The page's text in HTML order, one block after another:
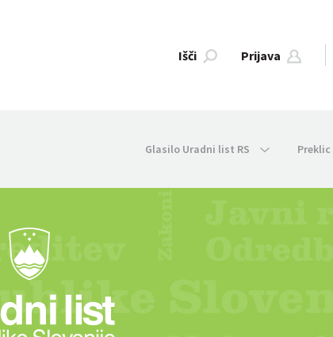
Išči Prijava
Glasilo Uradni list RS